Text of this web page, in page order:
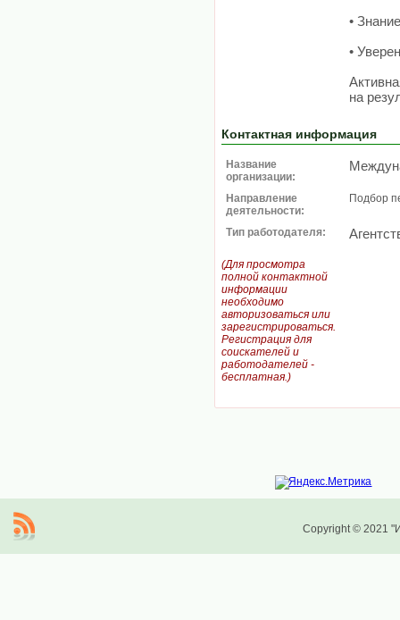
•
•
на
Контактная информация
Название
организации:
Направление
деятельности:
Подбор
Тип работодателя:
(Для просмотра
полной контактной
информации
необходимо
авторизоваться или
зарегистрироваться.
Регистрация для
соискателей и
работодателей -
бесплатная.)
Copyright © 2021